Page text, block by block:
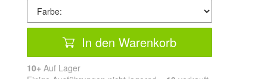
In den Warenkorb
10+ Auf Lager